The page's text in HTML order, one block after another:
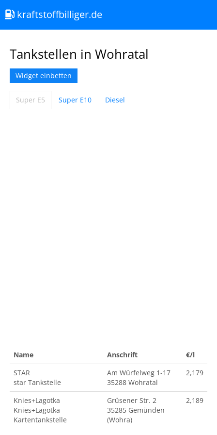
kraftstoffbilliger.de
Tankstellen in Wohratal
Widget einbetten
Super E5 Super E10 Diesel
Name Anschrift
€/l
STAR
star Tankstelle
Am Würfelweg 1-17
35288 Wohratal
2,179
Knies+Lagotka
Knies+Lagotka
Kartentankstelle
Grüsener Str. 2
35285 Gemünden
(Wohra)
2,189